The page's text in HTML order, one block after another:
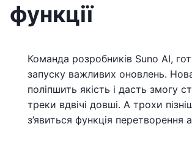
функції
Команда розробників Suno AI,
запуску важливих оновлень.
поліпшить якість і дасть змогу
треки вдвічі довші. А трохи
з’явиться функція перетворення